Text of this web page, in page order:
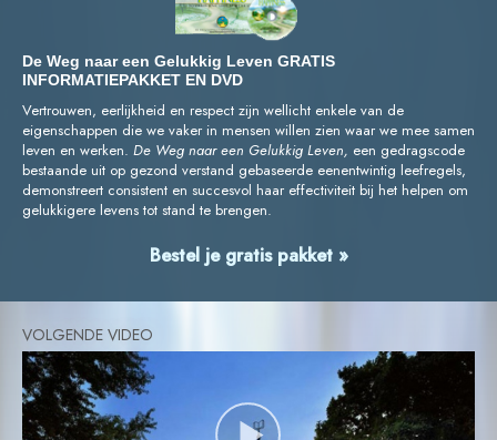
De Weg naar een Gelukkig Leven GRATIS
INFORMATIEPAKKET EN DVD
Vertrouwen, eerlijkheid en respect zijn wellicht enkele van de
eigenschappen die we vaker in mensen willen zien waar we mee samen
leven en werken. De Weg naar een Gelukkig Leven, een gedragscode
bestaande uit op gezond verstand gebaseerde eenentwintig leefregels,
demonstreert consistent en succesvol haar effectiviteit bij het helpen om
gelukkigere levens tot stand te brengen.
Bestel je gratis pakket »